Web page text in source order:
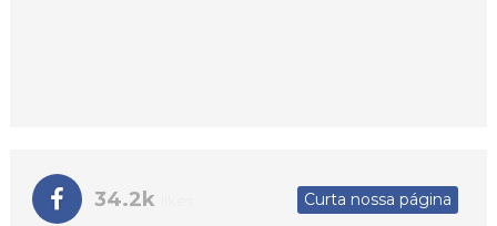
34.2k Curta nossa página